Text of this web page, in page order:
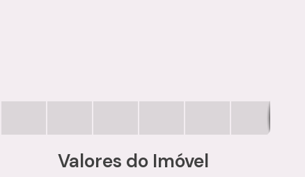
Valores do Imóvel